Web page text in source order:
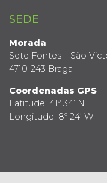
SEDE
Morada
Sete Fontes – São
4710-243 Braga
Coordenadas GPS
Latitude: 41º 34’ N
Longitude: 8º 24’ W